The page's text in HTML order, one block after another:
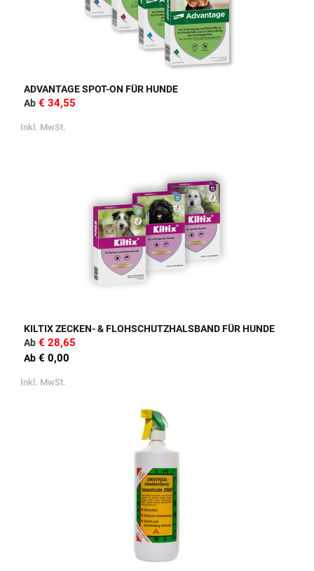
ADVANTAGE SPOT-ON FÜR HUNDE
Ab € 34,55
Inkl. MwSt.
KILTIX ZECKEN- & FLOHSCHUTZHALSBAND FÜR HUNDE
Ab € 28,65
Ab € 0,00
Inkl. MwSt.